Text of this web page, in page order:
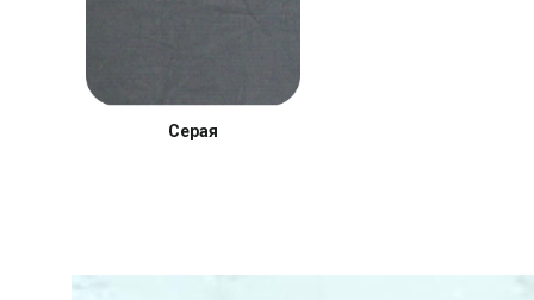
Серая